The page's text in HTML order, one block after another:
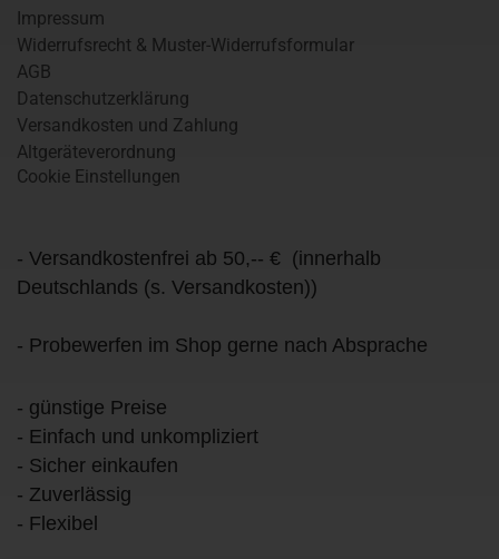
Impressum
Widerrufsrecht & Muster-Widerrufsformular
AGB
Datenschutzerklärung
Versandkosten und Zahlung
Altgeräteverordnung
Cookie Einstellungen
- Versandkostenfrei ab 50,-- € (innerhalb
Deutschlands (s. Versandkosten))
- Probewerfen im Shop gerne nach Absprache
- günstige Preise
- Einfach und unkompliziert
- Sicher einkaufen
- Zuverlässig
- Flexibel